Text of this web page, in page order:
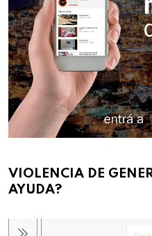
VIOLENCIA DE
AYUDA?